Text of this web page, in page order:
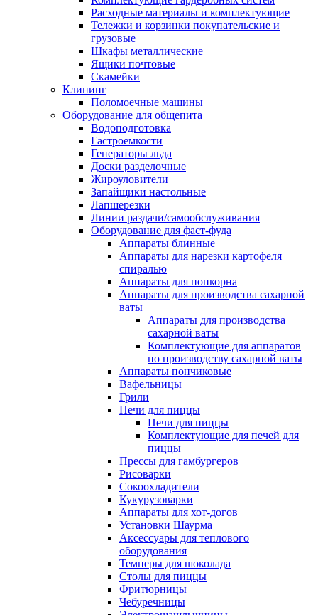
Расходные материалы и комплектующие
Тележки и корзинки покупательские и
грузовые
Шкафы металлические
Ящики почтовые
Скамейки
Клининг
Поломоечные машины
Оборудование для общепита
Водоподготовка
Гастроемкости
Генераторы льда
Доски разделочные
Жироуловители
Запайщики настольные
Лапшерезки
Линии раздачи/самообслуживания
Оборудование для фаст-фуда
Аппараты блинные
Аппараты для нарезки картофеля
спиралью
Аппараты для попкорна
Аппараты для производства сахарной
ваты
Аппараты для производства
сахарной ваты
Комплектующие для аппаратов
по производству сахарной ваты
Аппараты пончиковые
Вафельницы
Грили
Печи для пиццы
Печи для пиццы
Комплектующие для печей для
пиццы
Прессы для гамбургеров
Рисоварки
Сокоохладители
Кукурузоварки
Аппараты для хот-догов
Установки Шаурма
Аксессуары для теплового
оборудования
Темперы для шоколада
Столы для пиццы
Фритюрницы
Чебуречницы